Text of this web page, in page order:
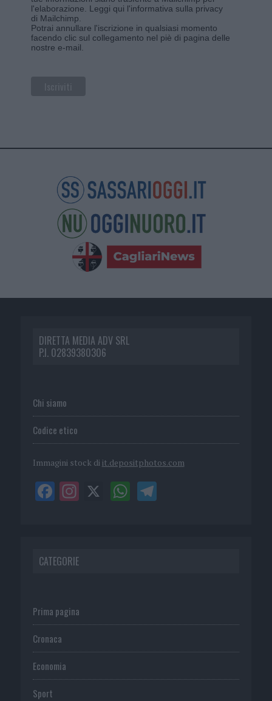
l'elaborazione. Leggi qui l'informativa sulla privacy
di Mailchimp.
Potrai annullare l'iscrizione in qualsiasi momento
facendo clic sul collegamento nel piè di pagina delle
nostre e-mail.
DIRETTA MEDIA ADV SRL
P.I. 02839380306
Chi siamo
Codice etico
Immagini stock di it.depositphotos.com
CATEGORIE
Prima pagina
Cronaca
Economia
Sport